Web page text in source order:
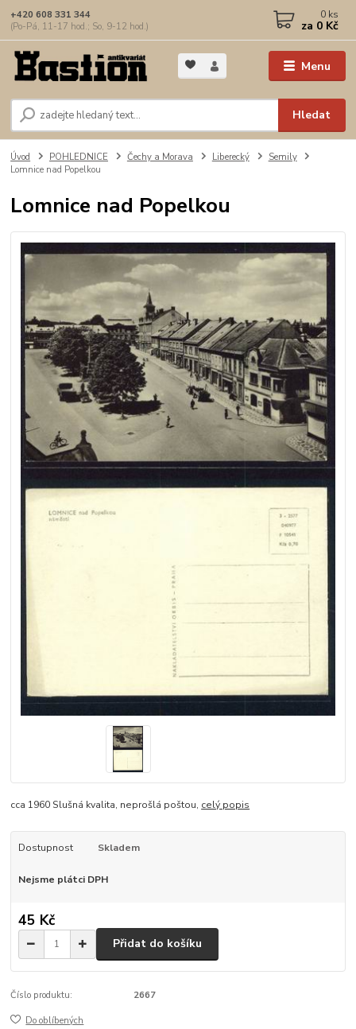
Menu
Hledat
+420 608 331 344
(Po-Pá, 11-17 hod.; So, 9-12 hod.)
0 ks
za 0 Kč
Úvod POHLEDNICE Čechy a Morava Liberecký
Semily
Lomnice nad Popelkou
Lomnice nad Popelkou
cca 1960 Slušná kvalita, neprošlá poštou, celý popis
Dostupnost Skladem
Nejsme plátci DPH
45 Kč
Přidat do košíku
Číslo produktu: 2667
Do oblíbených